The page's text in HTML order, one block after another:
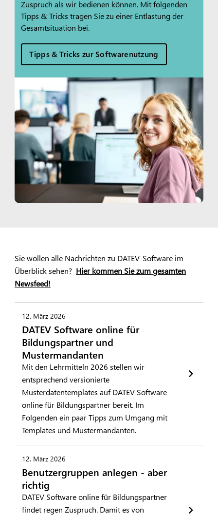
Zuspruch als wir bedienen können. Mit folgenden
Tipps & Tricks tragen Sie zu einer Entlastung der
Gesamtsituation bei.
Tipps & Tricks zur Softwarenutzung
Sie wollen alle Nachrichten zu DATEV-Software im
Überblick sehen? Hier kommen Sie zum gesamten
Newsfeed!
12. März 2026
DATEV Software online für
Bildungspartner und
Mustermandanten
Mit den Lehrmitteln 2026 stellen wir
entsprechend versionierte
Musterdatentemplates auf DATEV Software
online für Bildungspartner bereit. Im
Folgenden ein paar Tipps zum Umgang mit
Templates und Mustermandanten.
12. März 2026
Benutzergruppen anlegen - aber
richtig
DATEV Software online für Bildungspartner
findet regen Zuspruch. Damit es von